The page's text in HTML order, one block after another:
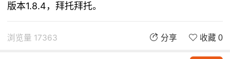
版本1.8.4，拜托拜托。
浏览量 17363 分享 收藏 0